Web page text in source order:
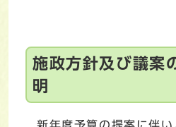
施政方針及び議案
明
新年度予算の提案に伴